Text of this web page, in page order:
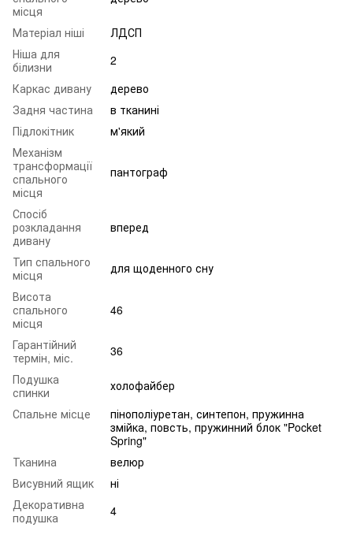
місця
Матеріал ніші
ЛДСП
Ніша для
білизни
2
Каркас дивану
дерево
Задня частина
в тканині
Підлокітник
м'який
Механізм
трансформації
спального
місця
пантограф
Спосіб
розкладання
дивану
вперед
Тип спального
місця
для щоденного сну
Висота
спального
місця
46
Гарантійний
термін, міс.
36
Подушка
спинки
холофайбер
Спальне місце
пінополіуретан, синтепон, пружинна
змійка, повсть, пружинний блок "Pocket
Spring"
Тканина
велюр
Висувний ящик
ні
Декоративна
подушка
4